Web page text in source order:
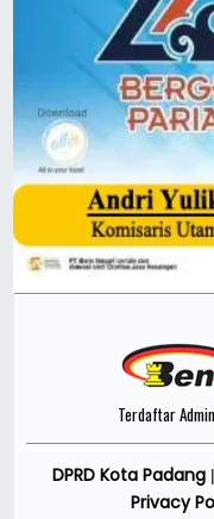
Terdaftar
DPRD Kota Padang|
Privacy